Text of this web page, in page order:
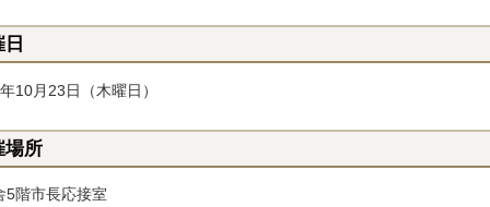
10月23日（木曜日）
場所
5階市長応接室